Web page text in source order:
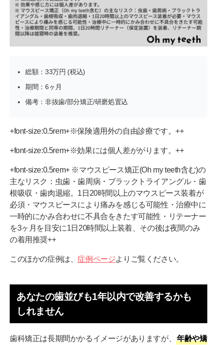
総額：33万円 (税込)
期間：6ヶ月
備考：非抜歯/部分矯正/研磨処置込
+font-size:0.5rem+※保険適用外の自由診療です。++
+font-size:0.5rem+※効果には個人差ががります。++
+font-size:0.5rem+ ※マウスピース矯正(Oh my teeth含む)の
主なリスク：虫歯・歯周病・ブラックトライアングル・歯
根吸収・歯肉退縮。1日20時間以上のマウスピース装着が
必須・マウスピースにより痛みを感じる可能性・治療中に
一時的にかみ合わせに不具合をきたす可能性・リテーナー
を3ヶ月を目安に1日20時間以上装着、その後は夜間のみ
の着用推奨++
このほかの症例は、症例ページよりご覧ください。
あなたの歯並びも1年以内で改善するかも
しれません
歯科矯正は長期間かかるイメージがありますが、
年齢や矯